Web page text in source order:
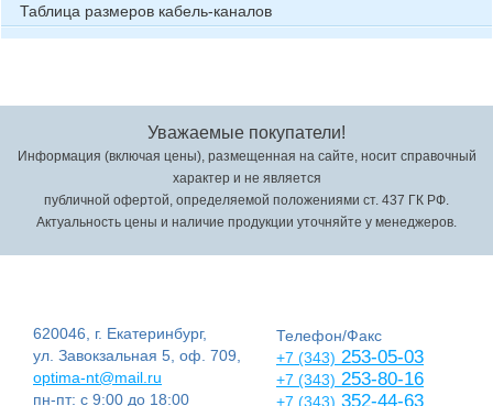
Таблица размеров кабель-каналов
Уважаемые покупатели!
Информация (включая цены), размещенная на сайте, носит справочный
характер и не является
публичной офертой, определяемой положениями ст. 437 ГК РФ.
Актуальность цены и наличие продукции уточняйте у менеджеров.
620046, г. Екатеринбург,
ул. Завокзальная 5, оф. 709,
optima-nt@mail.ru
пн-пт: с 9:00 до 18:00
Телефон/Факс
+7 (343) 253-05-03
+7 (343) 253-80-16
+7 (343) 352-44-63